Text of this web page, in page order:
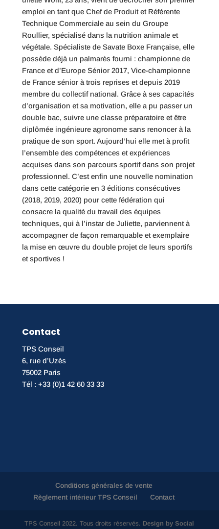
emploi en tant que Chef de Produit et Référente
Technique Commerciale au sein du Groupe
Roullier, spécialisé dans la nutrition animale et
végétale. Spécialiste de Savate Boxe Française, elle
possède déjà un palmarès fourni : championne de
France et d’Europe Sénior 2017, Vice-championne
de France sénior à trois reprises et depuis 2019
membre du collectif national. Grâce à ses capacités
d’organisation et sa motivation, elle a pu passer un
double bac, suivre une classe préparatoire et être
diplômée ingénieure agronome sans renoncer à la
pratique de son sport. Aujourd’hui elle met à profit
l’ensemble des compétences et expériences
acquises dans son parcours sportif dans son projet
professionnel. C’est enfin une nouvelle nomination
dans cette catégorie en 3 éditions consécutives
(2018, 2019, 2020) pour cette fédération qui
consacre la qualité du travail des équipes
techniques, qui à l’instar de Juliette, parviennent à
accompagner de façon remarquable et exemplaire
la mise en œuvre du double projet de leurs sportifs
et sportives !
Contact
TPS Conseil
6, rue d’Uzès
75002 Paris
Tél : +33 (0)1 42 60 33 33
Conditions générales de vente
Règlement intérieur TPS Conseil
Contact
TPS Conseil 2022. Tous droits réservés. Design by Social